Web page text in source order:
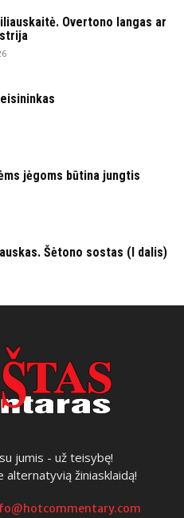
Overtono langas ar
jėgoms būtina jungtis
Šėtono sostas (I dalis)
jumis - už teisybę!
alternatyvią žiniasklaidą!